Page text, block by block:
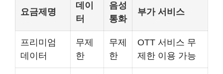
요금제명
데이
터
음성
통화
부가 서비스
프리미엄
데이터
무제
한
무제
한
OTT 서비스 무
제한 이용 가능